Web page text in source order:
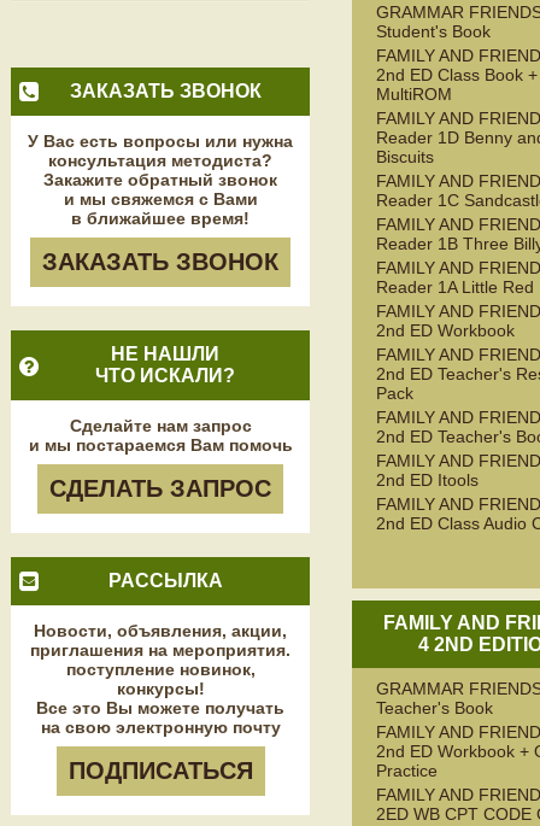
ЗАКАЗАТЬ ЗВОНОК
У Вас есть вопросы или нужна
консультация методиста?
Закажите обратный звонок
и мы свяжемся с Вами
в ближайшее время!
ЗАКАЗАТЬ ЗВОНОК
НЕ НАШЛИ
ЧТО ИСКАЛИ?
Сделайте нам запрос
и мы постараемся Вам помочь
СДЕЛАТЬ ЗАПРОС
РАССЫЛКА
Новости, объявления, акции,
приглашения на мероприятия.
поступление новинок,
конкурсы!
Все это Вы можете получать
на свою электронную почту
ПОДПИСАТЬСЯ
GRAMMAR
Student's Book
FAMILY AND
2nd ED Class Book +
MultiROM
FAMILY AND
Reader 1D Benny
Biscuits
FAMILY AND
Reader 1C
FAMILY AND
Reader 1B Three
FAMILY AND
Reader 1A Little Red
FAMILY AND
2nd ED Workbook
FAMILY AND
2nd ED Teacher's
Pack
FAMILY AND
2nd ED Teacher's
FAMILY AND
2nd ED Itools
FAMILY AND
2nd ED Class Audio
FAMILY AND
4 2ND
GRAMMAR
Teacher's Book
FAMILY AND
2nd ED Workbook +
Practice
FAMILY AND
2ED WB CPT CODE